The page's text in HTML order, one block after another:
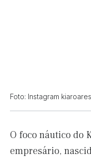
Foto: Instagram
O foco náutico do
empresário,